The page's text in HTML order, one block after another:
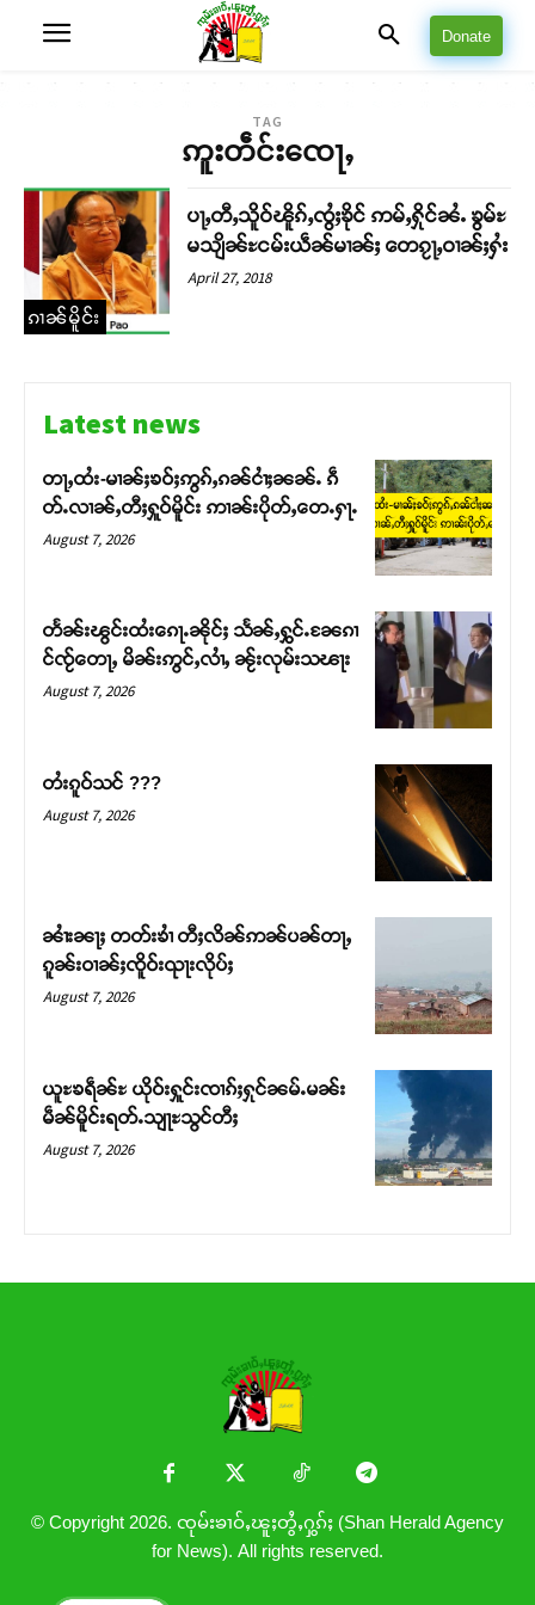
တႃႇႁႂ်ႈသဵင်ၵၢင်ၸႂ်ၵူၼ်းမိူင်း ၵူႈတီႈၵူႈလႅၼ်ပေႃးတေၸွ
တ်ႇ တူဝ်ႈလုမ်ႈၾႃႉၼၼ်ႉ ၶဝ်ႈႁူမ်ႈၵမ်ႉထႅမ် ၸုမ်းၶၢ
ဝ်ႇၽူႈတွႆႇႁွၵ်ႈ လႆႈယူႇၶႃႈဢေႃႈ။
Donate
TAG
ဢူးတဵင်းၸေႃႇ
ၵၢၼ်မိူင်း
ပႃႇတီႇသိူဝ်ၽိူၵ်ႇၸွႆႈၶိုင် ဢမ်ႇႁိုင်ၼႆႉ ၶွမ်ႊ
မသျိၼ်ႊငမ်းယဵၼ်မၢၼ်ႈ တေၵႂႃႇဝၢၼ်ႈႁႆး
April 27, 2018
Latest news
တႃႇထႆး-မၢၼ်ႈၶဝ်ႈဢွၵ်ႇၵၼ်ငၢႆႈၼၼ်ႉ ၵဵ
တ်ႉလၢၼ်ႇတီႈႁူဝ်မိူင်း ဢၢၼ်းပိုတ်ႇတေႉႁႃႉ
August 7, 2026
တႅၼ်းၽွင်းထႆးၵေႃႉၼိုင်ႈ သႅၼ်ႇႁွင်ႉၼႄၵၢ
င်ၸႂ်တေႃႇ မိၼ်းဢွင်ႇလၢႆႇ ၼႂ်းလုမ်းသၽႃး
August 7, 2026
တႆးၵူဝ်သင် ???
August 7, 2026
ၼၢႆးၼႃႈ တတ်းၶၢႆ တီႈလိၼ်ဢၼ်ပၼ်တႃႇ
ၵူၼ်းဝၢၼ်ႈၸိူဝ်းၺႃးလိုပ်ႈ
August 7, 2026
ယူႊၶရဵၼ်ႊ ယိုဝ်းႁူင်းၸၢၵ်ႈႁုင်ၼမ်ႉမၼ်း
မဵၼ်မိူင်းရတ်ႉသျႃႊသွင်တီႈ
August 7, 2026
© Copyright 2026. ၸုမ်းၶၢဝ်ႇၽူႈတွႆႇႁွၵ်ႈ (Shan Herald Agency
for News). All rights reserved.